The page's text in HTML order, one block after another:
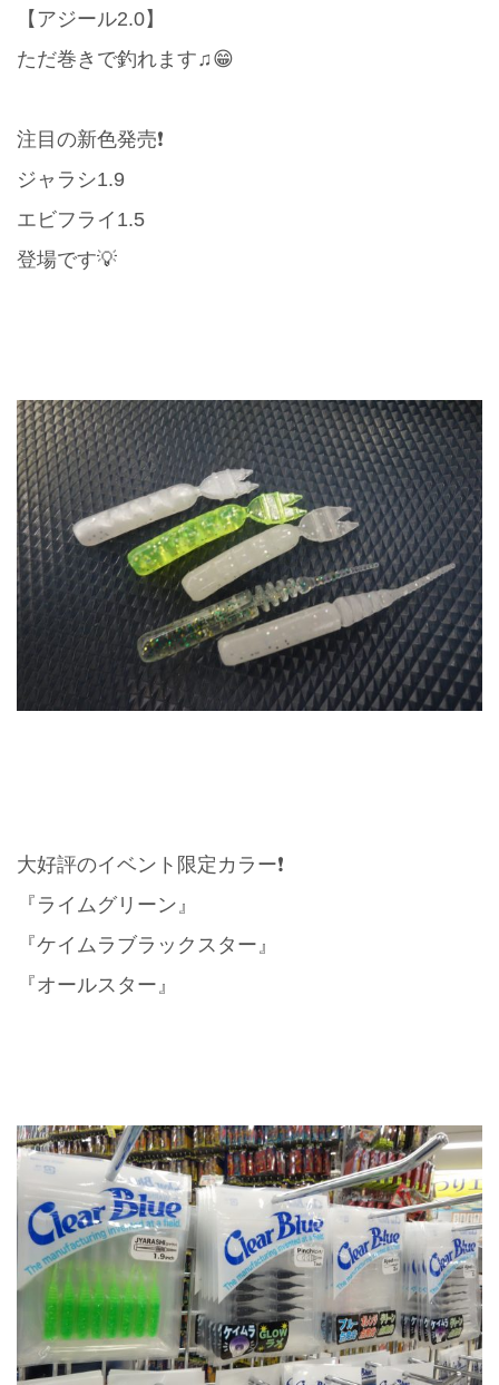
【アジール2.0】
ただ巻きで釣れます♫😁
注目の新色発売❗️
ジャラシ1.9
エビフライ1.5
登場です💡
大好評のイベント限定カラー❗️
『ライムグリーン』
『ケイムラブラックスター』
『オールスター』